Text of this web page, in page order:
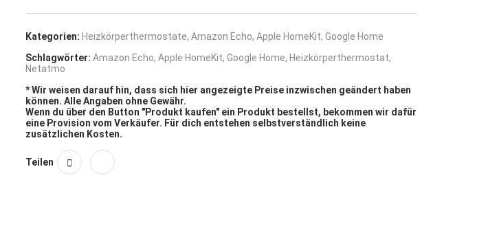
Kategorien: Heizkörperthermostate, Amazon Echo, Apple HomeKit, Google Home
Schlagwörter: Amazon Echo, Apple HomeKit, Google Home, Heizkörperthermostat,
Netatmo
* Wir weisen darauf hin, dass sich hier angezeigte Preise inzwischen geändert haben
können. Alle Angaben ohne Gewähr.
Wenn du über den Button "Produkt kaufen" ein Produkt bestellst, bekommen wir dafür
eine Provision vom Verkäufer. Für dich entstehen selbstverständlich keine
zusätzlichen Kosten.
Teilen